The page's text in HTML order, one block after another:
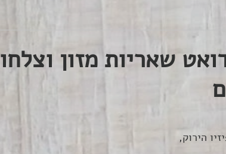
שאריות מזון
הירוק,